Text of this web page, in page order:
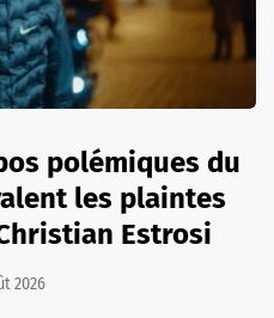
polémiques du
les plaintes
Estrosi
2026